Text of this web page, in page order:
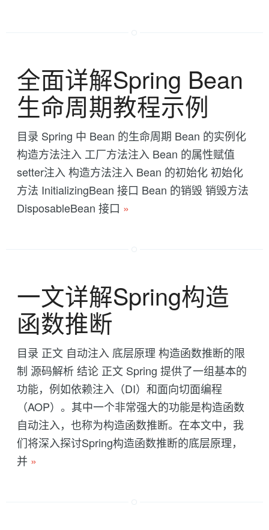
全面详解Spring Bean
生命周期教程示例
目录 Spring 中 Bean 的生命周期 Bean 的实例化
构造方法注入 工厂方法注入 Bean 的属性赋值
setter注入 构造方法注入 Bean 的初始化 初始化
方法 InitializingBean 接口 Bean 的销毁 销毁方法
DisposableBean 接口 »
一文详解Spring构造
函数推断
目录 正文 自动注入 底层原理 构造函数推断的限
制 源码解析 结论 正文 Spring 提供了一组基本的
功能，例如依赖注入（DI）和面向切面编程
（AOP）。其中一个非常强大的功能是构造函数
自动注入，也称为构造函数推断。在本文中，我
们将深入探讨Spring构造函数推断的底层原理，
并 »